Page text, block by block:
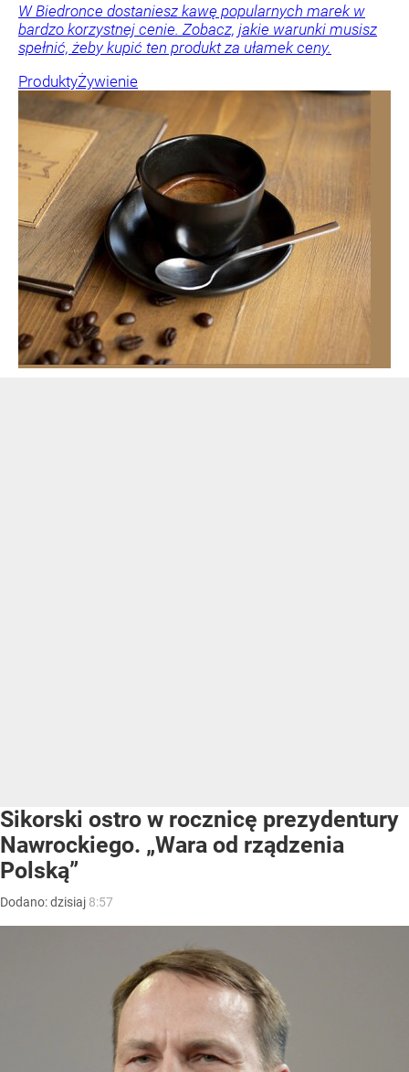
W Biedronce dostaniesz kawę popularnych marek w
bardzo korzystnej cenie. Zobacz, jakie warunki musisz
spełnić, żeby kupić ten produkt za ułamek ceny.
ProduktyŻywienie
Sikorski ostro w rocznicę prezydentury
Nawrockiego. „Wara od rządzenia
Polską”
Dodano:dzisiaj 8:57